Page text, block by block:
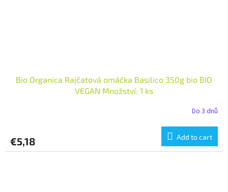
Bio Organica Rajčatová omáčka Basilico 350g bio BIO
VEGAN Množství: 1 ks
Do 3 dnů
€5,18 Add to cart